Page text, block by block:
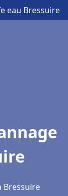
eau Bressuire
Bressuire